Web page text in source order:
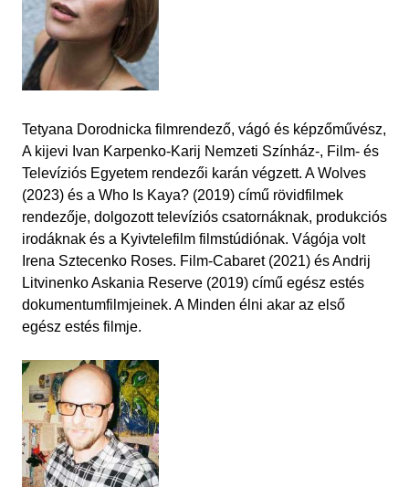
Tetyana Dorodnicka filmrendező, vágó és képzőművész,
A kijevi Ivan Karpenko-Karij Nemzeti Színház-, Film- és
Televíziós Egyetem rendezői karán végzett. A Wolves
(2023) és a Who Is Kaya? (2019) című rövidfilmek
rendezője, dolgozott televíziós csatornáknak, produkciós
irodáknak és a Kyivtelefilm filmstúdiónak. Vágója volt
Irena Sztecenko Roses. Film-Cabaret (2021) és Andrij
Litvinenko Askania Reserve (2019) című egész estés
dokumentumfilmjeinek. A Minden élni akar az első
egész estés filmje.